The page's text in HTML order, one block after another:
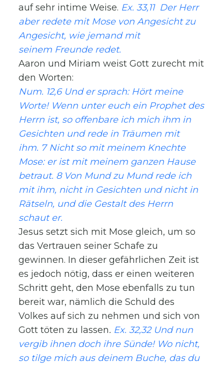
auf sehr intime Weise. Ex. 33,11 Der Herr
aber redete mit Mose von Angesicht zu
Angesicht, wie jemand mit
seinem Freunde redet.
Aaron und Miriam weist Gott zurecht mit
den Worten:
Num. 12,6 Und er sprach: Hört meine
Worte! Wenn unter euch ein Prophet des
Herrn ist, so offenbare ich mich ihm in
Gesichten und rede in Träumen mit
ihm. 7 Nicht so mit meinem Knechte
Mose: er ist mit meinem ganzen Hause
betraut. 8 Von Mund zu Mund rede ich
mit ihm, nicht in Gesichten und nicht in
Rätseln, und die Gestalt des Herrn
schaut er.
Jesus setzt sich mit Mose gleich, um so
das Vertrauen seiner Schafe zu
gewinnen. In dieser gefährlichen Zeit ist
es jedoch nötig, dass er einen weiteren
Schritt geht, den Mose ebenfalls zu tun
bereit war, nämlich die Schuld des
Volkes auf sich zu nehmen und sich von
Gott töten zu lassen. Ex. 32,32 Und nun
vergib ihnen doch ihre Sünde! Wo nicht,
so tilge mich aus deinem Buche, das du